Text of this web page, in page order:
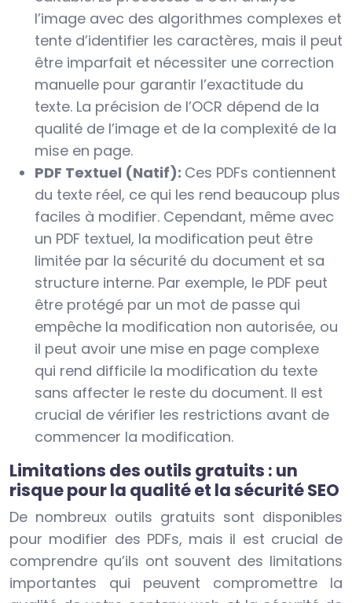
l’image avec des algorithmes complexes et
tente d’identifier les caractères, mais il peut
être imparfait et nécessiter une correction
manuelle pour garantir l’exactitude du
texte. La précision de l’OCR dépend de la
qualité de l’image et de la complexité de la
mise en page.
PDF Textuel (Natif): Ces PDFs contiennent
du texte réel, ce qui les rend beaucoup plus
faciles à modifier. Cependant, même avec
un PDF textuel, la modification peut être
limitée par la sécurité du document et sa
structure interne. Par exemple, le PDF peut
être protégé par un mot de passe qui
empêche la modification non autorisée, ou
il peut avoir une mise en page complexe
qui rend difficile la modification du texte
sans affecter le reste du document. Il est
crucial de vérifier les restrictions avant de
commencer la modification.
Limitations des outils gratuits : un
risque pour la qualité et la sécurité SEO
De nombreux outils gratuits sont disponibles
pour modifier des PDFs, mais il est crucial de
comprendre qu’ils ont souvent des limitations
importantes qui peuvent compromettre la